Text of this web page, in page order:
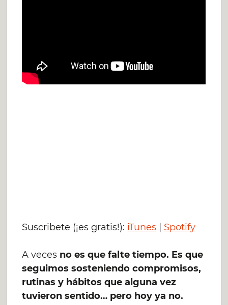
Suscribete (¡es gratis!): iTunes Spotify
A veces no es que falte tiempo. Es que
seguimos sosteniendo compromisos,
rutinas y hábitos que alguna vez
tuvieron sentido… pero hoy ya no.